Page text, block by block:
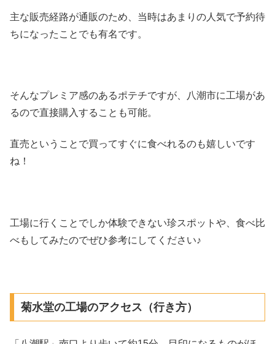
主な販売経路が通販のため、当時はあまりの人気で予約待
ちになったことでも有名です。
そんなプレミア感のあるポテチですが、八潮市に工場があ
るので直接購入することも可能。
直売ということで買ってすぐに食べれるのも嬉しいです
ね！
工場に行くことでしか体験できない珍スポットや、食べ比
べもしてみたのでぜひ参考にしてください♪
菊水堂の工場のアクセス（行き方）